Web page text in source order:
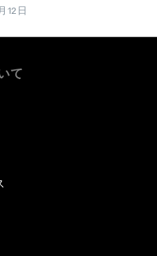
12日
て